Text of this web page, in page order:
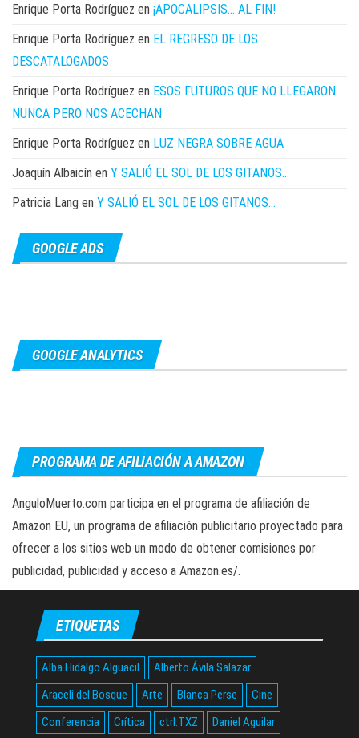
Enrique Porta Rodríguez en ¡APOCALIPSIS… AL FIN!
Enrique Porta Rodríguez en EL REGRESO DE LOS
DESCATALOGADOS
Enrique Porta Rodríguez en ESOS FUTUROS QUE NO LLEGARON
NUNCA PERO NOS ACECHAN
Enrique Porta Rodríguez en LUZ NEGRA SOBRE AGUA
Joaquín Albaicín en Y SALIÓ EL SOL DE LOS GITANOS…
Patricia Lang en Y SALIÓ EL SOL DE LOS GITANOS…
GOOGLE ADS
GOOGLE ANALYTICS
PROGRAMA DE AFILIACIÓN A AMAZON
AnguloMuerto.com participa en el programa de afiliación de
Amazon EU, un programa de afiliación publicitario proyectado para
ofrecer a los sitios web un modo de obtener comisiones por
publicidad, publicidad y acceso a Amazon.es/.
ETIQUETAS
Alba Hidalgo Alguacil
Alberto Ávila Salazar
Araceli del Bosque
Arte Blanca Perse
Cine
Conferencia
Crítica ctrl.TXZ
Daniel Aguilar